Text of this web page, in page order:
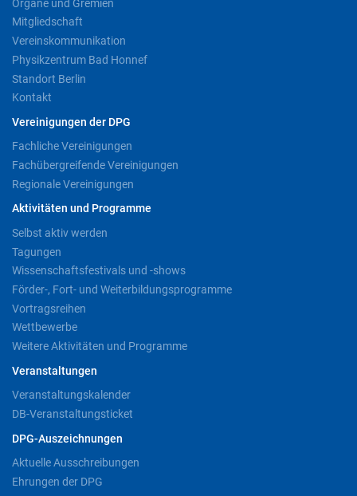
Organe und Gremien
Mitgliedschaft
Vereinskommunikation
Physikzentrum Bad Honnef
Standort Berlin
Kontakt
Vereinigungen der DPG
Fachliche Vereinigungen
Fachübergreifende Vereinigungen
Regionale Vereinigungen
Aktivitäten und Programme
Selbst aktiv werden
Tagungen
Wissenschaftsfestivals und -shows
Förder-, Fort- und Weiterbildungsprogramme
Vortragsreihen
Wettbewerbe
Weitere Aktivitäten und Programme
Veranstaltungen
Veranstaltungskalender
DB-Veranstaltungsticket
DPG-Auszeichnungen
Aktuelle Ausschreibungen
Ehrungen der DPG